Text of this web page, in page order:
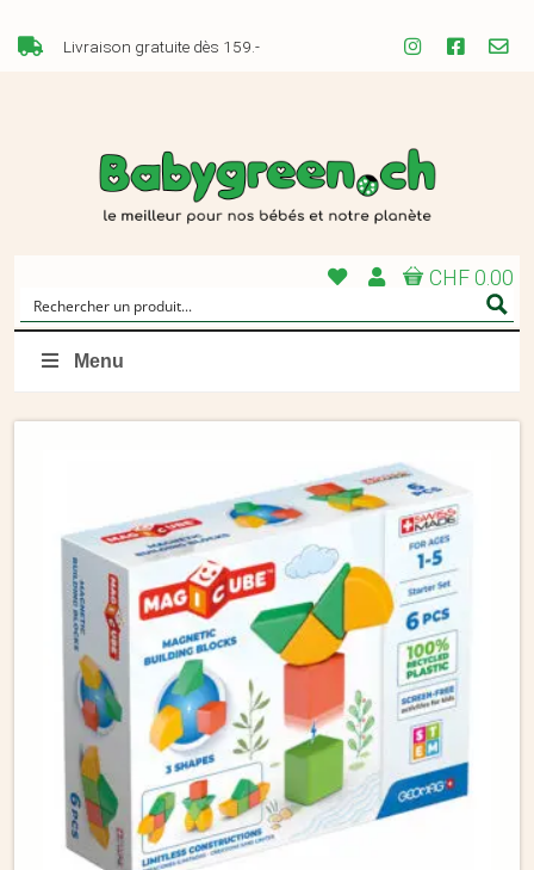
Livraison gratuite dès 159.-
CHF 0.00
Menu